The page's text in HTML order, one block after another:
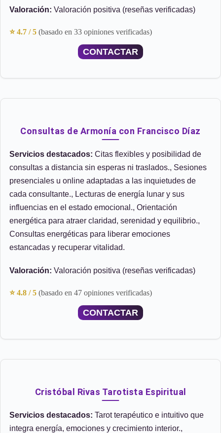
Valoración: Valoración positiva (reseñas verificadas)
⭐ 4.7 / 5 (basado en 33 opiniones verificadas)
CONTACTAR
Consultas de Armonía con Francisco Díaz
Servicios destacados: Citas flexibles y posibilidad de
consultas a distancia sin esperas ni traslados., Sesiones
presenciales u online adaptadas a las inquietudes de
cada consultante., Lecturas de energía lunar y sus
influencias en el estado emocional., Orientación
energética para atraer claridad, serenidad y equilibrio.,
Consultas energéticas para liberar emociones
estancadas y recuperar vitalidad.
Valoración: Valoración positiva (reseñas verificadas)
⭐ 4.8 / 5 (basado en 47 opiniones verificadas)
CONTACTAR
Cristóbal Rivas Tarotista Espiritual
Servicios destacados: Tarot terapéutico e intuitivo que
integra energía, emociones y crecimiento interior.,